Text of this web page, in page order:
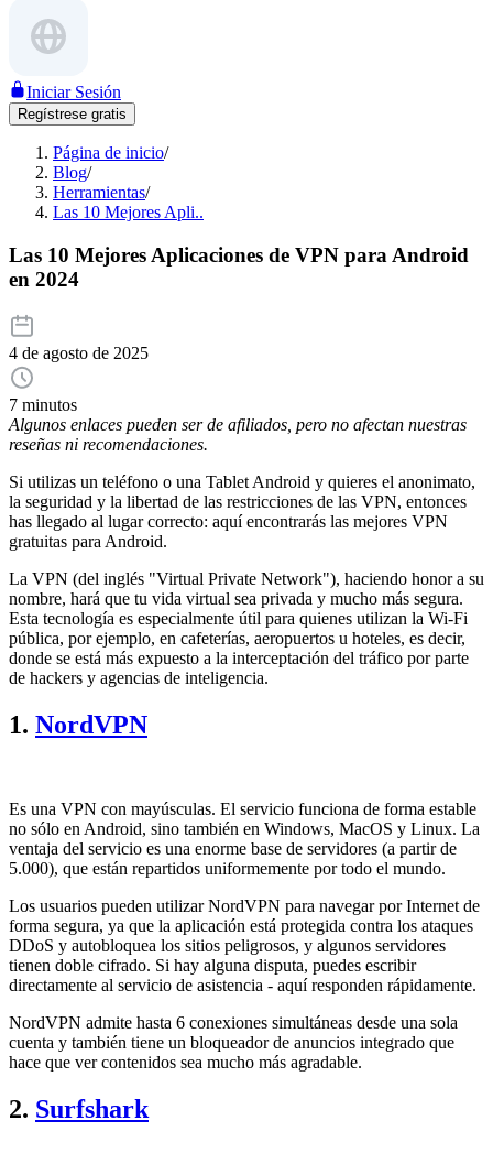
Iniciar Sesión
Regístrese gratis
Página de inicio/
Blog/
Herramientas/
Las 10 Mejores Apli..
Las 10 Mejores Aplicaciones de VPN para Android
en 2024
4 de agosto de 2025
7 minutos
Algunos enlaces pueden ser de afiliados, pero no afectan nuestras
reseñas ni recomendaciones.
Si utilizas un teléfono o una Tablet Android y quieres el anonimato,
la seguridad y la libertad de las restricciones de las VPN, entonces
has llegado al lugar correcto: aquí encontrarás las mejores VPN
gratuitas para Android.
La VPN (del inglés "Virtual Private Network"), haciendo honor a su
nombre, hará que tu vida virtual sea privada y mucho más segura.
Esta tecnología es especialmente útil para quienes utilizan la Wi-Fi
pública, por ejemplo, en cafeterías, aeropuertos u hoteles, es decir,
donde se está más expuesto a la interceptación del tráfico por parte
de hackers y agencias de inteligencia.
1. NordVPN
Es una VPN con mayúsculas. El servicio funciona de forma estable
no sólo en Android, sino también en Windows, MacOS y Linux. La
ventaja del servicio es una enorme base de servidores (a partir de
5.000), que están repartidos uniformemente por todo el mundo.
Los usuarios pueden utilizar NordVPN para navegar por Internet de
forma segura, ya que la aplicación está protegida contra los ataques
DDoS y autobloquea los sitios peligrosos, y algunos servidores
tienen doble cifrado. Si hay alguna disputa, puedes escribir
directamente al servicio de asistencia - aquí responden rápidamente.
NordVPN admite hasta 6 conexiones simultáneas desde una sola
cuenta y también tiene un bloqueador de anuncios integrado que
hace que ver contenidos sea mucho más agradable.
2. Surfshark